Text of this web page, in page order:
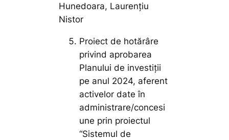
Hunedoara, Laurențiu
Nistor
Proiect de hotărâre
privind aprobarea
Planului de investiţii
pe anul 2024, aferent
activelor date în
administrare/concesi
une prin proiectul
“Sistemul de